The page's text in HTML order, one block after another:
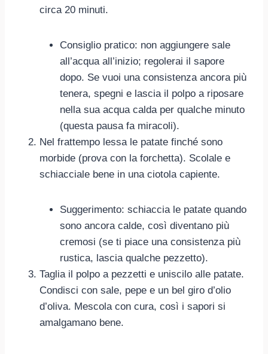
circa 20 minuti.
Consiglio pratico: non aggiungere sale
all’acqua all’inizio; regolerai il sapore
dopo. Se vuoi una consistenza ancora più
tenera, spegni e lascia il polpo a riposare
nella sua acqua calda per qualche minuto
(questa pausa fa miracoli).
Nel frattempo lessa le patate finché sono
morbide (prova con la forchetta). Scolale e
schiacciale bene in una ciotola capiente.
Suggerimento: schiaccia le patate quando
sono ancora calde, così diventano più
cremosi (se ti piace una consistenza più
rustica, lascia qualche pezzetto).
Taglia il polpo a pezzetti e uniscilo alle patate.
Condisci con sale, pepe e un bel giro d’olio
d’oliva. Mescola con cura, così i sapori si
amalgamano bene.